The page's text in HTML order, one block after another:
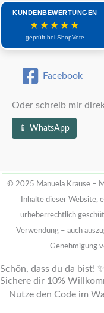
KUNDENBEWERTUNGEN
★★★★★
geprüft bei ShopVote
Facebook
Oder schreib mir
📱 WhatsApp
© 2025 Manuela Krause –
Inhalte dieser Website,
urheberrechtlich
Verwendung – auch
Genehmigung
Schön, dass du da bist! ✨
Sichere dir 10%
Nutze den Code im